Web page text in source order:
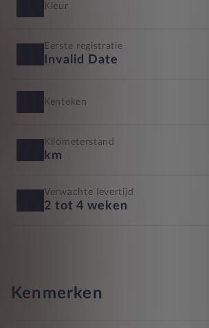
Kleur
Eerste registratie
Invalid Date
Kenteken
Kilometerstand
km
Verwachte levertijd
2 tot 4 weken
Kenmerken